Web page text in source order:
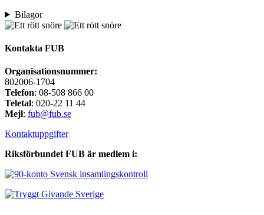
Bilagor
Kontakta FUB
Organisationsnummer:
802006-1704
Telefon: 08-508 866 00
Teletal: 020-22 11 44
Mejl: fub@fub.se
Kontaktuppgifter
Riksförbundet FUB är medlem i: